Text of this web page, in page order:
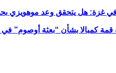
في غزة: هل يتحقق وعد موهويزي